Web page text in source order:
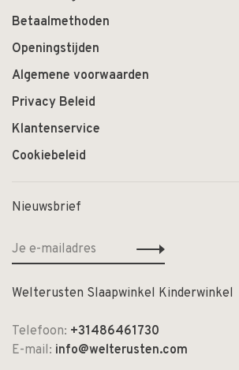
Betaalmethoden
Openingstijden
Algemene voorwaarden
Privacy Beleid
Klantenservice
Cookiebeleid
Nieuwsbrief
Welterusten Slaapwinkel Kinderwinkel
Telefoon: +31486461730
E-mail: info@welterusten.com